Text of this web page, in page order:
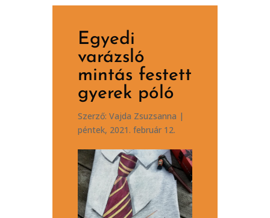
Egyedi
varázsló
mintás festett
gyerek póló
Szerző: Vajda Zsuzsanna |
péntek, 2021. február 12.